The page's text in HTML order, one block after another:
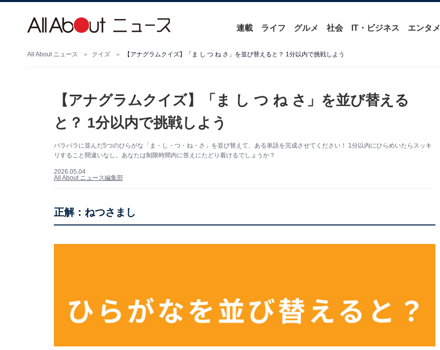
連載 ライフ グルメ 社会 IT・ビジネス エンタメ
All About ニュース クイズ 【アナグラムクイズ】「ま し つ ね さ」を並び替えると？ 1分以内で挑戦しよう
【アナグラムクイズ】「ま し つ ね さ」を並び替える
と？ 1分以内で挑戦しよう
バラバラに並んだ5つのひらがな「ま・し・つ・ね・さ」を並び替えて、ある単語を完成させてください！ 1分以内にひらめいたらスッキ
リすること間違いなし。あなたは制限時間内に答えにたどり着けるでしょうか？
2026.05.04
All About ニュース編集部
正解：ねつさまし